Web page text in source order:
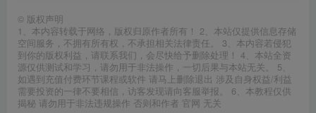
© 版权声明
1、本内容转载于网络，版权归原作者所有！ 2、本站仅提供信息存储
空间服务，不拥有所有权，不承担相关法律责任。 3、本内容若侵犯
到你的版权利益，请联系我们，会尽快给予删除处理！ 4、本站全资
源仅供测试和学习，请勿用于非法操作，一切后果与本站无关。 5、
如遇到充值付费环节课程或软件 请马上删除退出 涉及自身权益/利益
需要投资的一律不要相信，访客发现请向客服举报。 6、本教程仅供
揭秘 请勿用于非法违规操作 否则和作者 官网 无关